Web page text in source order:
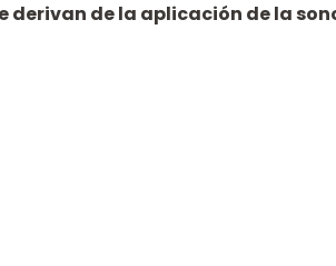
derivan de la aplicación de la